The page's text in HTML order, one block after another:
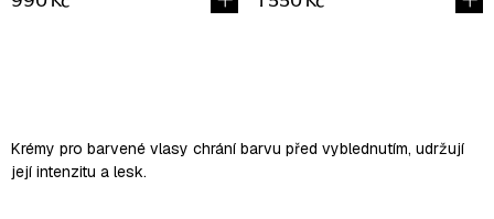
á
d
Krémy pro barvené vlasy chrání barvu před vyblednutím, udržují
její intenzitu a lesk.